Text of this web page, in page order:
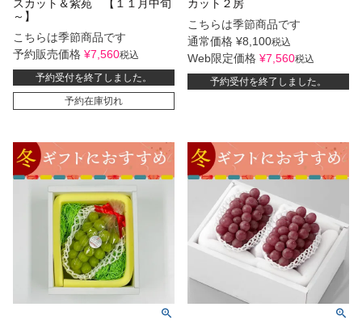
スカット＆紫苑 【１１月中旬
～】
こちらは季節商品です
予約販売価格 ¥7,560税込
予約受付を終了しました。
予約在庫切れ
カット２房
こちらは季節商品です
通常価格 ¥8,100税込
Web限定価格 ¥7,560税込
予約受付を終了しました。